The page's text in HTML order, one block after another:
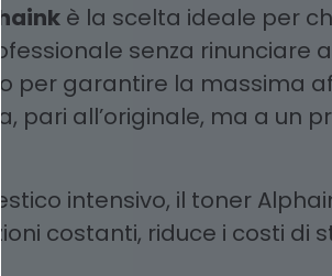
è la scelta ideale per
senza rinunciare
per garantire la massima
pari all’originale, ma a un
intensivo, il toner
costanti, riduce i costi di